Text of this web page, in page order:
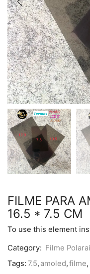
FILME PARA
16.5 * 7.5 CM
To use this element
Category: Filme
Tags: 7.5, amoled,filme,